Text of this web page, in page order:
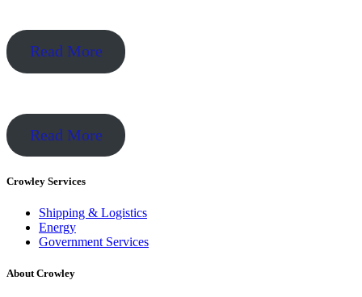
Read More
Read More
Crowley Services
Shipping & Logistics
Energy
Government Services
About Crowley